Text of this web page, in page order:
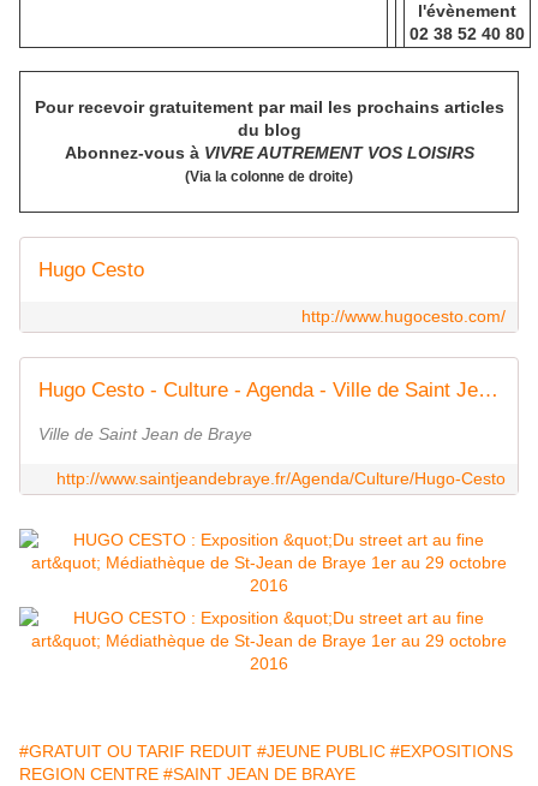
l'évènement
02 38 52 40 80
Pour recevoir gratuitement par mail les prochains articles
du blog
Abonnez-vous à VIVRE AUTREMENT VOS LOISIRS
(Via la colonne de droite)
Hugo Cesto
http://www.hugocesto.com/
Hugo Cesto - Culture - Agenda - Ville de Saint Jean de Braye
Ville de Saint Jean de Braye
http://www.saintjeandebraye.fr/Agenda/Culture/Hugo-Cesto
#GRATUIT OU TARIF REDUIT #JEUNE PUBLIC #EXPOSITIONS
REGION CENTRE #SAINT JEAN DE BRAYE